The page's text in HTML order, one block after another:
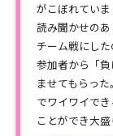
がこぼれていま
読み聞かせのあ
チーム戦にした
参加者から「
ませてもらっ
でワイワイで
ことができ大